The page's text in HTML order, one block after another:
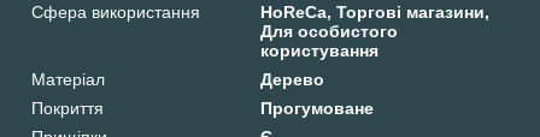
Сфера використання
HoReCa, Торгові магазини,
Для особистого
користування
Матеріал
Дерево
Покриття
Прогумоване